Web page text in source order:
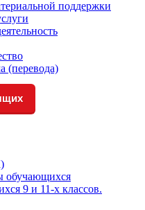
поддержки
(перевода)
обучающихся
9 и 11-х классов.